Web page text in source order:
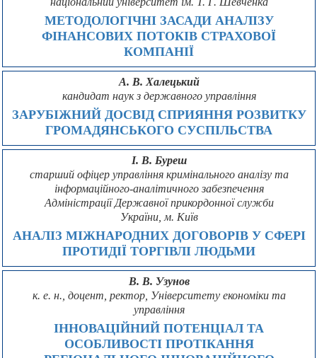
МЕТОДОЛОГІЧНІ ЗАСАДИ АНАЛІЗУ
ФІНАНСОВИХ ПОТОКІВ СТРАХОВОЇ
КОМПАНІЇ
А. В. Халецький
кандидат наук з державного управління
ЗАРУБІЖНИЙ ДОСВІД СПРИЯННЯ РОЗВИТКУ
ГРОМАДЯНСЬКОГО СУСПІЛЬСТВА
І. В. Буреш
старший офіцер управління кримінального аналізу та
інформаційного-аналітичного забезпечення
Адміністрації Державної прикордонної служби
України, м. Київ
АНАЛІЗ МІЖНАРОДНИХ ДОГОВОРІВ У СФЕРІ
ПРОТИДІЇ ТОРГІВЛІ ЛЮДЬМИ
В. В. Узунов
к. е. н., доцент, ректор, Університету економіки та
управління
ІННОВАЦІЙНИЙ ПОТЕНЦІАЛ ТА
ОСОБЛИВОСТІ ПРОТІКАННЯ